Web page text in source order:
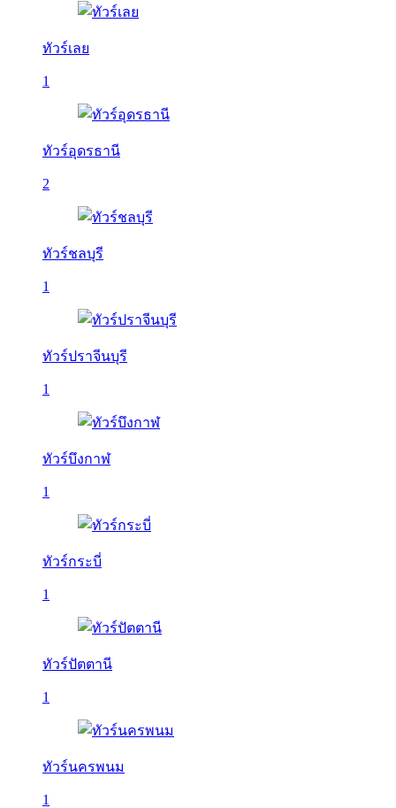
ทัวร์เลย
1
ทัวร์อุดรธานี
2
ทัวร์ชลบุรี
1
ทัวร์ปราจีนบุรี
1
ทัวร์บึงกาฬ
1
ทัวร์กระบี่
1
ทัวร์ปัตตานี
1
ทัวร์นครพนม
1